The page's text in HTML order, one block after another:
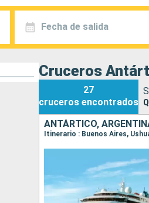
Fecha de salida
Cruceros
27
cruceros encontrados
ANTÁRTICO,
Itinerario : Buenos Aires,